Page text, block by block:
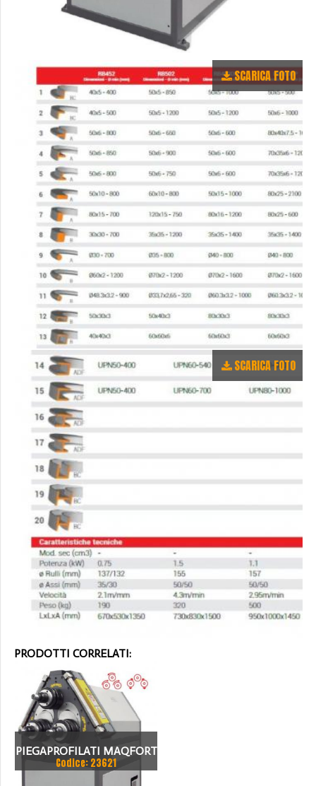
SCARICA FOTO
SCARICA FOTO
PRODOTTI CORRELATI:
PIEGAPROFILATI MAQFORT
RB603DP
Codice: 23621